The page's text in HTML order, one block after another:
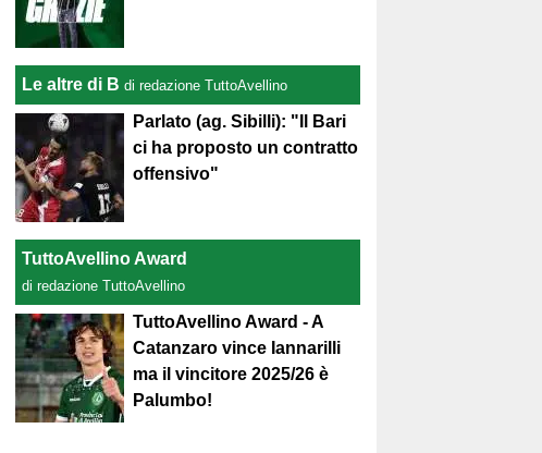
Le altre di B di redazione TuttoAvellino
Parlato (ag. Sibilli): "Il Bari
ci ha proposto un contratto
offensivo"
TuttoAvellino Award
di redazione TuttoAvellino
TuttoAvellino Award - A
Catanzaro vince Iannarilli
ma il vincitore 2025/26 è
Palumbo!